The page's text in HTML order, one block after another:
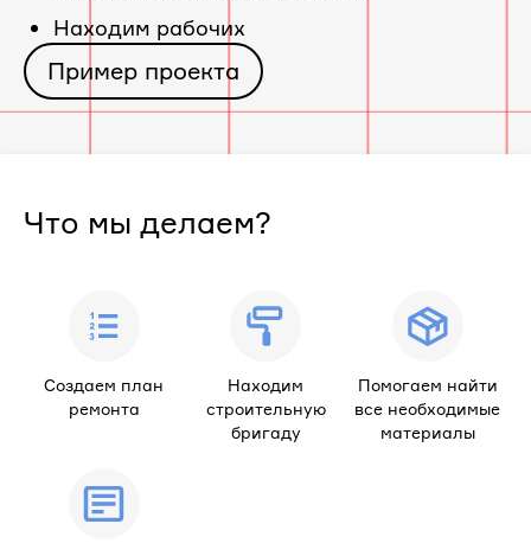
Находим рабочих
Пример проекта
Что мы делаем?
Создаем план
ремонта
Находим
строительную
бригаду
Помогаем найти
все необходимые
материалы